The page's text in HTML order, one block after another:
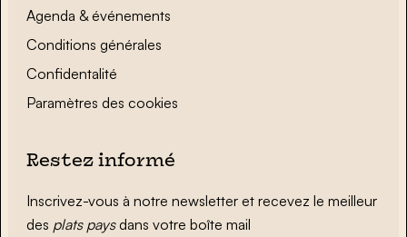
Agenda & événements
Conditions générales
Confidentalité
Paramètres des cookies
Restez informé
Inscrivez-vous à notre newsletter et recevez le meilleur
des plats paysdans votre boîte mail